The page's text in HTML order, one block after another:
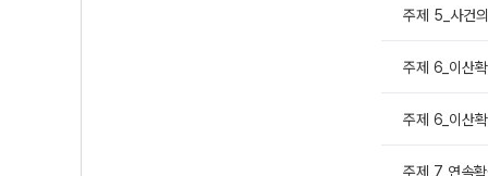
주제 5_사건
주제 6_이산
주제 6_이산
주제 7_연속